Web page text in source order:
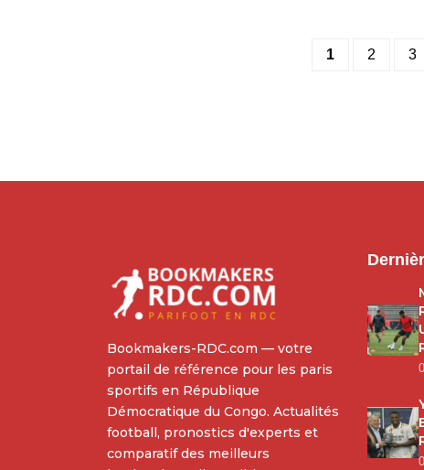
1 2 3
Bookmakers-RDC.com — votre
portail de référence pour les paris
sportifs en République
Démocratique du Congo. Actualités
football, pronostics d'experts et
comparatif des meilleurs